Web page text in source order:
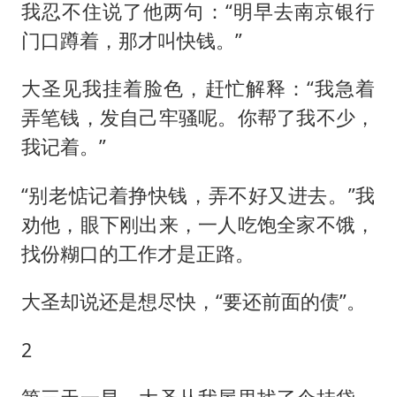
我忍不住说了他两句：“明早去南京银行
门口蹲着，那才叫快钱。”
大圣见我挂着脸色，赶忙解释：“我急着
弄笔钱，发自己牢骚呢。你帮了我不少，
我记着。”
“别老惦记着挣快钱，弄不好又进去。”我
劝他，眼下刚出来，一人吃饱全家不饿，
找份糊口的工作才是正路。
大圣却说还是想尽快，“要还前面的债”。
2